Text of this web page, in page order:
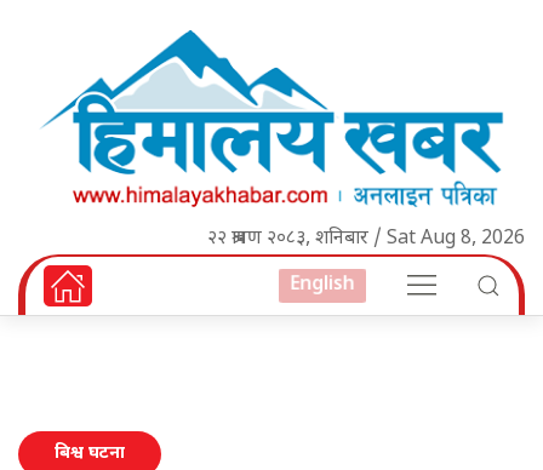
२२ श्रावण २०८३, शनिबार / Sat Aug 8, 2026
English
बिश्व घटना